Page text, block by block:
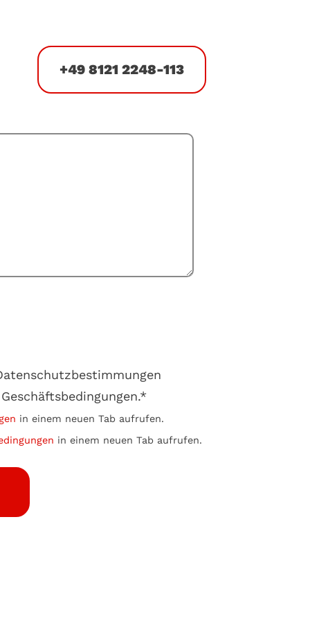
+49 8121 2248-113
in einem neuen Tab aufrufen.
in einem neuen Tab aufrufen.